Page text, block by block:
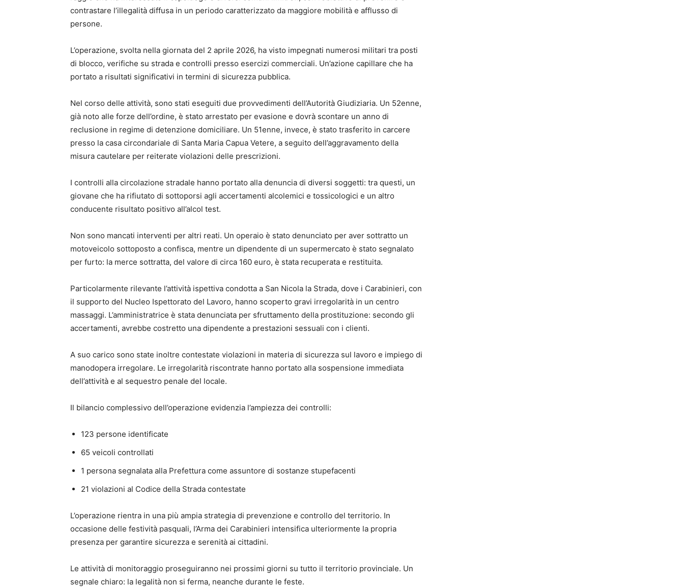
contrastare l’illegalità diffusa in un periodo caratterizzato da maggiore mobilità e afflusso di
persone.
L’operazione, svolta nella giornata del 2 aprile 2026, ha visto impegnati numerosi militari tra posti
di blocco, verifiche su strada e controlli presso esercizi commerciali. Un’azione capillare che ha
portato a risultati significativi in termini di sicurezza pubblica.
Nel corso delle attività, sono stati eseguiti due provvedimenti dell’Autorità Giudiziaria. Un 52enne,
già noto alle forze dell’ordine, è stato arrestato per evasione e dovrà scontare un anno di
reclusione in regime di detenzione domiciliare. Un 51enne, invece, è stato trasferito in carcere
presso la casa circondariale di Santa Maria Capua Vetere, a seguito dell’aggravamento della
misura cautelare per reiterate violazioni delle prescrizioni.
I controlli alla circolazione stradale hanno portato alla denuncia di diversi soggetti: tra questi, un
giovane che ha rifiutato di sottoporsi agli accertamenti alcolemici e tossicologici e un altro
conducente risultato positivo all’alcol test.
Non sono mancati interventi per altri reati. Un operaio è stato denunciato per aver sottratto un
motoveicolo sottoposto a confisca, mentre un dipendente di un supermercato è stato segnalato
per furto: la merce sottratta, del valore di circa 160 euro, è stata recuperata e restituita.
Particolarmente rilevante l’attività ispettiva condotta a San Nicola la Strada, dove i Carabinieri, con
il supporto del Nucleo Ispettorato del Lavoro, hanno scoperto gravi irregolarità in un centro
massaggi. L’amministratrice è stata denunciata per sfruttamento della prostituzione: secondo gli
accertamenti, avrebbe costretto una dipendente a prestazioni sessuali con i clienti.
A suo carico sono state inoltre contestate violazioni in materia di sicurezza sul lavoro e impiego di
manodopera irregolare. Le irregolarità riscontrate hanno portato alla sospensione immediata
dell’attività e al sequestro penale del locale.
Il bilancio complessivo dell’operazione evidenzia l’ampiezza dei controlli:
123 persone identificate
65 veicoli controllati
1 persona segnalata alla Prefettura come assuntore di sostanze stupefacenti
21 violazioni al Codice della Strada contestate
L’operazione rientra in una più ampia strategia di prevenzione e controllo del territorio. In
occasione delle festività pasquali, l’Arma dei Carabinieri intensifica ulteriormente la propria
presenza per garantire sicurezza e serenità ai cittadini.
Le attività di monitoraggio proseguiranno nei prossimi giorni su tutto il territorio provinciale. Un
segnale chiaro: la legalità non si ferma, neanche durante le feste.